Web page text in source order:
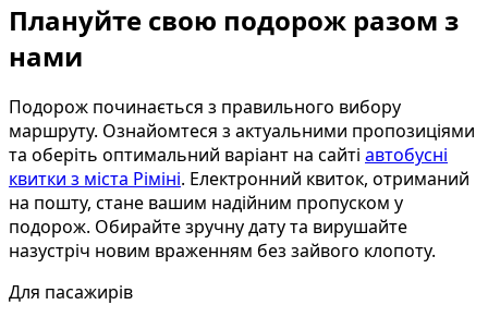
Плануйте свою подорож разом з
нами
Подорож починається з правильного вибору
маршруту. Ознайомтеся з актуальними пропозиціями
та оберіть оптимальний варіант на сайті автобусні
квитки з міста Ріміні. Електронний квиток, отриманий
на пошту, стане вашим надійним пропуском у
подорож. Обирайте зручну дату та вирушайте
назустріч новим враженням без зайвого клопоту.
Для пасажирів